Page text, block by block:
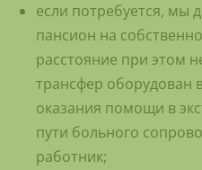
если потребуется, мы
пансион на
расстояние при этом
трансфер оборудован
оказания помощи в
пути больного
работник;